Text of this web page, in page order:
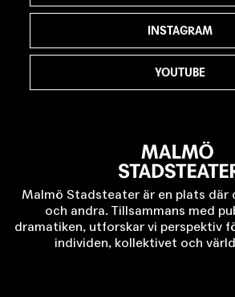
Malmö Stadsteater är en plats där
och andra. Tillsammans med
dramatiken, utforskar vi perspektiv
individen, kollektivet och
INSTAGRAM
YOUTUBE